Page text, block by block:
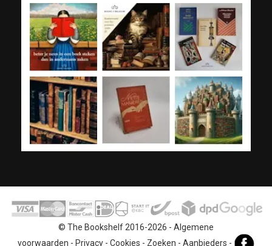
© The Bookshelf 2016-2026 - Algemene
voorwaarden - Privacy- Cookies - Zoeken - Aanbieders -